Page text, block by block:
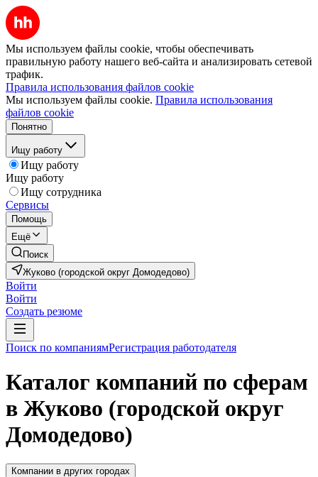
Мы используем файлы cookie, чтобы обеспечивать
правильную работу нашего веб-сайта и анализировать сетевой
трафик.
Правила использования файлов cookie
Мы используем файлы cookie. Правила использования
файлов cookie
Понятно
Ищу работу
Ищу работу
Ищу работу
Ищу сотрудника
Сервисы
Помощь
Ещё
Поиск
Жуково (городской округ Домодедово)
Войти
Войти
Создать резюме
Поиск по компаниямРегистрация работодателя
Каталог компаний по сферам
в Жуково (городской округ
Домодедово)
Компании в других городах